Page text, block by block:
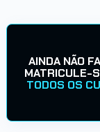
AINDA NÃO
MATRICULE-
TODOS OS